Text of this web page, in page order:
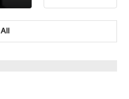
/ অর্থনীতি
দাম বাড়ানোর ঘোষণা দিয়েছে